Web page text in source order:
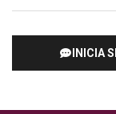
INICIA